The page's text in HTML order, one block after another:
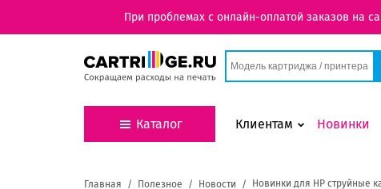
При проблемах с онлайн-оплатой заказов на
Каталог Клиентам Новинки
Главная Полезное Новости Новинки для HP струйные